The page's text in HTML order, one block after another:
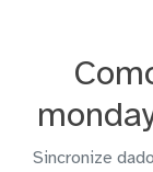
Sincronize